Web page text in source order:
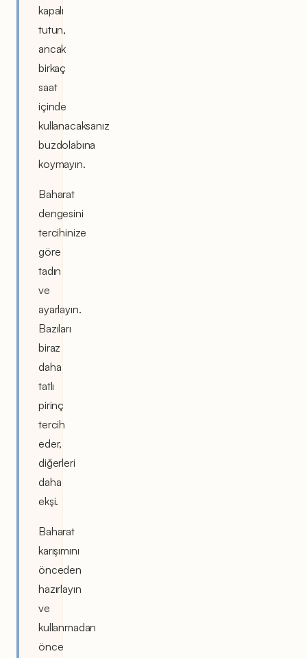
kapalı
tutun,
ancak
birkaç
saat
içinde
kullanacaksanız
buzdolabına
koymayın.
Baharat
dengesini
tercihinize
göre
tadın
ve
ayarlayın.
Bazıları
biraz
daha
tatlı
pirinç
tercih
eder,
diğerleri
daha
ekşi.
Baharat
karışımını
önceden
hazırlayın
ve
kullanmadan
önce